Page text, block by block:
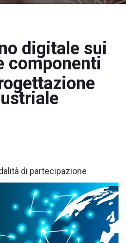
digitale sui
componenti
di partecipazione